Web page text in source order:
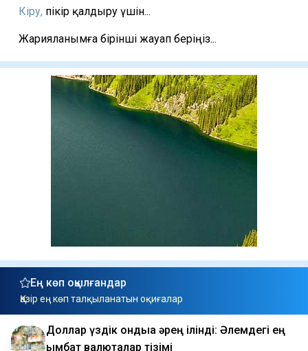
Кіру, пікір қалдыру үшін...
Жарияланымға бірінші жауап беріңіз...
Ең көп оқылғандар
Қазір ең көп талқыланатын оқиғалар
Доллар үздік ондыққа әрең ілінді: Әлемдегі ең
қымбат валюталар тізімі